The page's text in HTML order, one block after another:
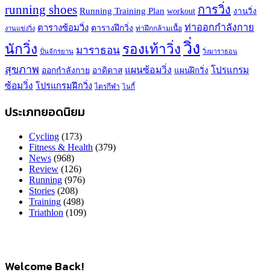
running shoes Running Training Plan workout การวิ่ง งานวิ่ง
งานแข่งวิ่ง ตารางซ้อมวิ่ง ตารางฝึกวิ่ง ท่าฝึกกล้ามเนื้อ ท่าออกกำลังกาย
นักวิ่ง ปั่นจักรยาน มาราธอน รองเท้าวิ่ง วิ่ง วิ่งมาราธอน
สุขภาพ ออกกำลังกาย อาดิดาส แผนซ้อมวิ่ง แผนฝึกวิ่ง โปรแกรม
ซ้อมวิ่ง โปรแกรมฝึกวิ่ง ไตรกีฬา ไนกี้
ประเภทยอดนิยม
Cycling (173)
Fitness & Health (379)
News (968)
Review (126)
Running (976)
Stories (208)
Training (498)
Triathlon (109)
Welcome Back!